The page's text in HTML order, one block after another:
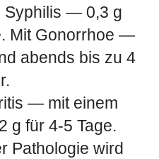
Syphilis — 0,3 g
Mit Gonorrhoe —
abends bis zu 4
— mit einem
g für 4-5 Tage.
Pathologie wird